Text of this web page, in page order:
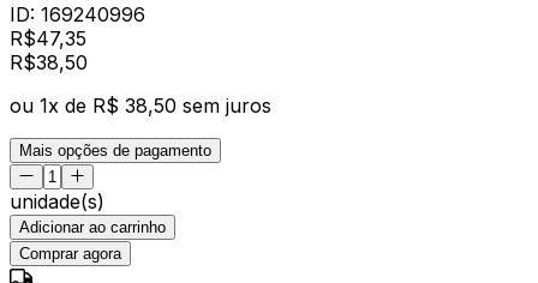
ID: 169240996
R$47,35
R$38,50
ou 1x de R$ 38,50 sem juros
Mais opções de pagamento
unidade(s)
Adicionar ao carrinho
Comprar agora